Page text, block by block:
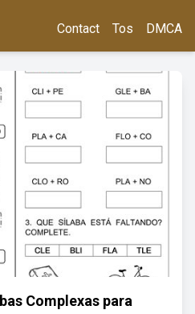
Contact Tos DMCA
Complexas para